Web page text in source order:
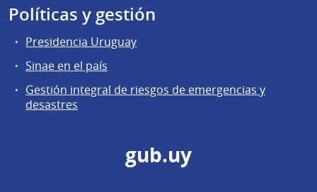
Políticas y gestión
Presidencia Uruguay
Sinae en el país
Gestión integral de riesgos de emergencias y
desastres
gub.uy